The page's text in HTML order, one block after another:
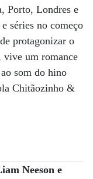
Porto, Londres e
séries no começo
protagonizar o
vive um romance
som do hino
Chitãozinho &
Neeson e